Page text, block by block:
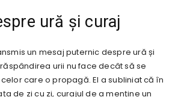
ură și curaj
un mesaj puternic despre ură și
urii nu face decât să se
care o propagă. El a subliniat că în
de zi cu zi, curajul de a menține un